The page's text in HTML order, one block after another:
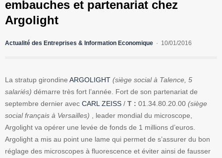
embauches et partenariat chez
Argolight
Actualité des Entreprises & Information Economique 10/01/2016
La stratup girondine ARGOLIGHT (siège social à Talence, 5
salariés) démarre très fort l’année. Fort de son partenariat de
septembre dernier avec CARL ZEISS / T : 01.34.80.20.00 (siège
social français à Versailles) , leader mondial du microscope,
Argolight va opérer une levée de fonds de 1 millions d’euros.
Argolight a mis au point une lame qui permet de s’assurer du bon
réglage des microscopes à fluorescence et éviter ainsi de fausser